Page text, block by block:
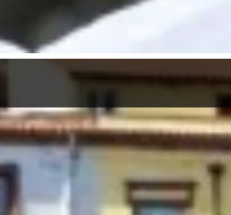
ad alta velocità
centralizzato
situata nel